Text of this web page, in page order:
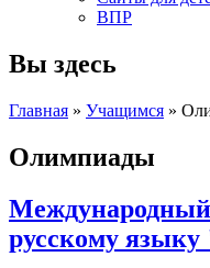
ВПР
Вы здесь
Главная » Учащимся »
Олимпиады
русскому